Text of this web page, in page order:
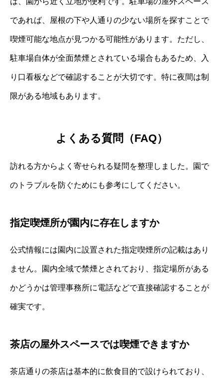
であれば、屋根の下や人通りの少ない場所を探すことで
喫煙可能な地点が見つかる可能性があります。ただし、
駐車場自体が全面禁煙とされている場合もあるため、入
り口看板などで確認することが大切です。特に夜間は制
限がある地域もあります。
よくある質問（FAQ）
訪れる方からよく寄せられる疑問を整理しました。園で
のトラブルを防ぐためにも参考にしてください。
指定喫煙所が園内に存在しますか
公式情報には園内に設置された指定喫煙所の記載はあり
ません。園内全域で禁煙とされており、指定場所がある
かどうかは管理事務所に電話などで直接確認することが
確実です。
茶店の屋外スペースでは喫煙できますか
茶店通りの茶店は基本的に飲食目的で設けられており、